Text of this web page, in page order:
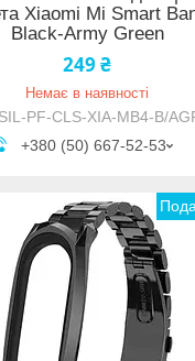
Xiaomi Mi Smart
Black-Army Green
249 ₴
Немає в наявності
SIL-PF-CLS-XIA-MB4-B/
+380 (50) 667-52-53